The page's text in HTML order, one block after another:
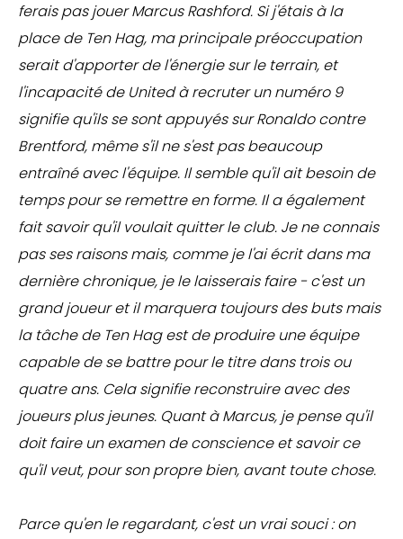
ferais pas jouer Marcus Rashford. Si j'étais à la
place de Ten Hag, ma principale préoccupation
serait d'apporter de l'énergie sur le terrain, et
l'incapacité de United à recruter un numéro 9
signifie qu'ils se sont appuyés sur Ronaldo contre
Brentford, même s'il ne s'est pas beaucoup
entraîné avec l'équipe. Il semble qu'il ait besoin de
temps pour se remettre en forme. Il a également
fait savoir qu'il voulait quitter le club. Je ne connais
pas ses raisons mais, comme je l'ai écrit dans ma
dernière chronique, je le laisserais faire - c'est un
grand joueur et il marquera toujours des buts mais
la tâche de Ten Hag est de produire une équipe
capable de se battre pour le titre dans trois ou
quatre ans. Cela signifie reconstruire avec des
joueurs plus jeunes. Quant à Marcus, je pense qu'il
doit faire un examen de conscience et savoir ce
qu'il veut, pour son propre bien, avant toute chose.
Parce qu'en le regardant, c'est un vrai souci : on